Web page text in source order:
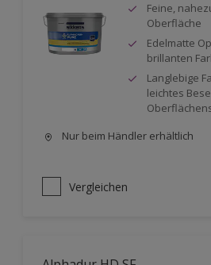
Feine,
Oberfläche
Edelmatte
brillanten
Langlebige
leichtes
Nur beim Händler erhältlich
Vergleichen